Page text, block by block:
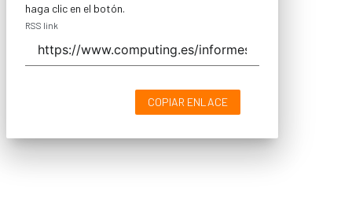
haga clic en el botón.
RSS link
COPIAR ENLACE